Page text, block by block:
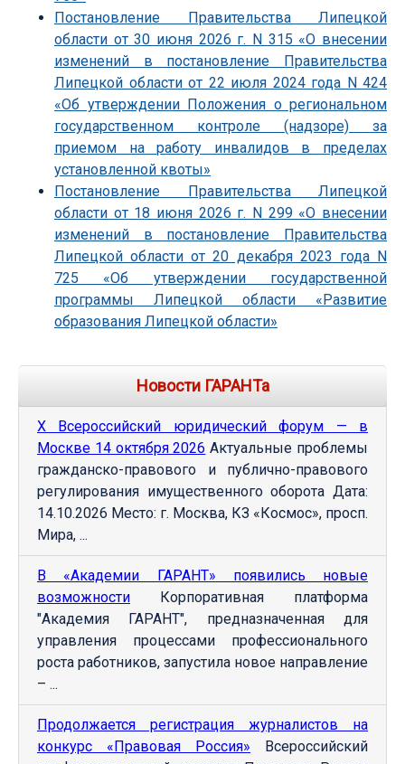
Постановление Правительства Липецкой
области от 30 июня 2026 г. N 315 «О внесении
изменений в постановление Правительства
Липецкой области от 22 июля 2024 года N 424
«Об утверждении Положения о региональном
государственном контроле (надзоре) за
приемом на работу инвалидов в пределах
установленной квоты»
Постановление Правительства Липецкой
области от 18 июня 2026 г. N 299 «О внесении
изменений в постановление Правительства
Липецкой области от 20 декабря 2023 года N
725 «Об утверждении государственной
программы Липецкой области «Развитие
образования Липецкой области»
Новости ГАРАНТа
Х Всероссийский юридический форум — в
Москве 14 октября 2026 Актуальные проблемы
гражданско-правового и публично-правового
регулирования имущественного оборота Дата:
14.10.2026 Место: г. Москва, КЗ «Космос», просп.
Мира, ...
В «Академии ГАРАНТ» появились новые
возможности Корпоративная платформа
"Академия ГАРАНТ", предназначенная для
управления процессами профессионального
роста работников, запустила новое направление
– ...
Продолжается регистрация журналистов на
конкурс «Правовая Россия» Всероссийский